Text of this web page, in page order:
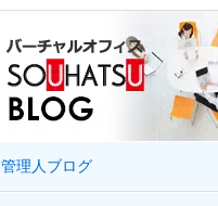
管理人ブログ